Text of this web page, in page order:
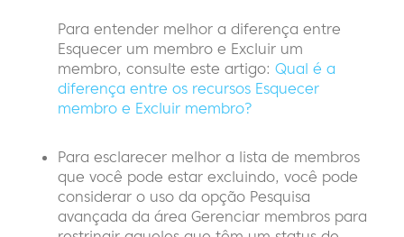
Para entender melhor a diferença entre
Esquecer um membro e Excluir um
membro, consulte este artigo: Qual é a
diferença entre os recursos Esquecer
membro e Excluir membro?
Para esclarecer melhor a lista de membros
que você pode estar excluindo, você pode
considerar o uso da opção Pesquisa
avançada da área Gerenciar membros para